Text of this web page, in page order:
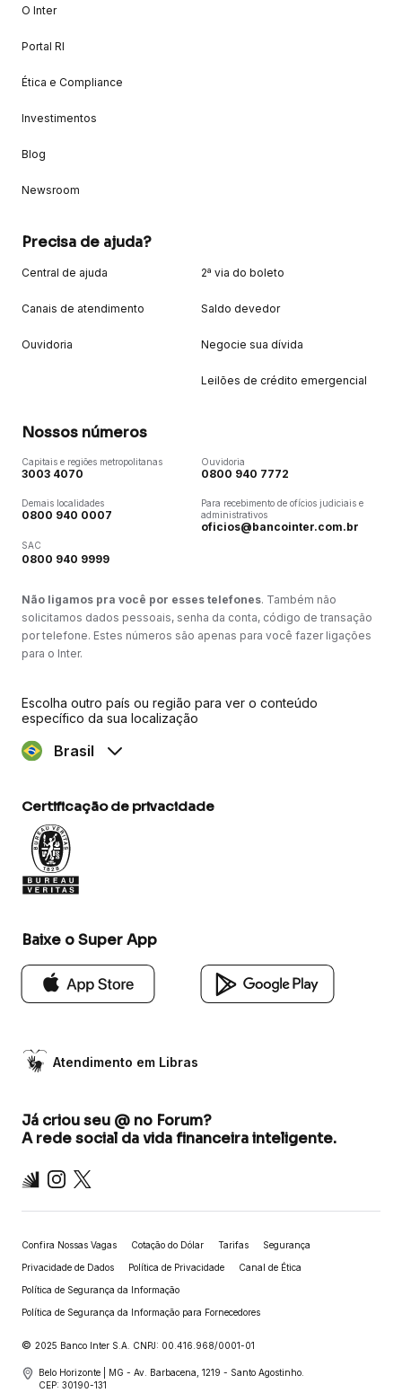
O Inter
Portal RI
Ética e Compliance
Investimentos
Blog
Newsroom
Precisa de ajuda?
Central de ajuda
Canais de atendimento
Ouvidoria
2ª via do boleto
Saldo devedor
Negocie sua dívida
Leilões de crédito emergencial
Nossos números
Capitais e regiões metropolitanas
3003 4070
Demais localidades
0800 940 0007
SAC
0800 940 9999
Ouvidoria
0800 940 7772
Para recebimento de ofícios judiciais e
administrativos
oficios@bancointer.com.br
Não ligamos pra você por esses telefones. Também não
solicitamos dados pessoais, senha da conta, código de transação
por telefone. Estes números são apenas para você fazer ligações
para o Inter.
Escolha outro país ou região para ver o conteúdo
específico da sua localização
Brasil
Certificação de privacidade
Baixe o Super App
Atendimento em Libras
Já criou seu @ no Forum?
A rede social da vida financeira inteligente.
Inter Instagram
X
Confira Nossas Vagas Cotação do Dólar Tarifas Segurança
Privacidade de Dados Política de Privacidade Canal de Ética
Política de Segurança da Informação
Política de Segurança da Informação para Fornecedores
© 2025 Banco Inter S.A. CNPJ: 00.416.968/0001-01
Belo Horizonte | MG - Av. Barbacena, 1219 - Santo Agostinho.
CEP: 30190-131